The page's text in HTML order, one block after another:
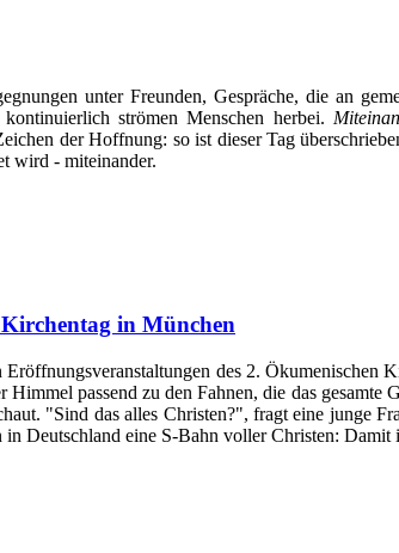
unter Freunden, Gespräche, die an
strömen Menschen herbei.
der Hoffnung: so ist dieser Tag
wird - miteinander.
in München
des 2. Ökumenischen
passend zu den Fahnen, die das gesamte
"Sind das alles Christen?", fragt eine junge
Deutschland eine S-Bahn voller Christen: